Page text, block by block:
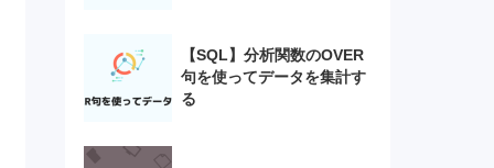
【SQL】分析関数のOVER
句を使ってデータを集計す
る